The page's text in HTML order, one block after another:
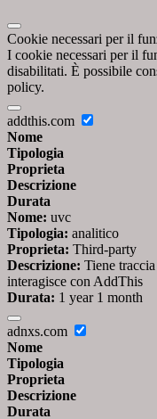
Cookie necessari per il
I cookie necessari per il
disabilitati. È possibile
policy.
addthis.com
Nome
Tipologia
Proprieta
Descrizione
Durata
Nome: uvc
Tipologia: analitico
Proprieta: Third-party
Descrizione: Tiene
interagisce con AddThis
Durata: 1 year 1 month
adnxs.com
Nome
Tipologia
Proprieta
Descrizione
Durata